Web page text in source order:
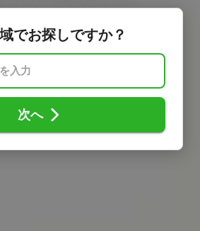
でお探しですか？
次へ